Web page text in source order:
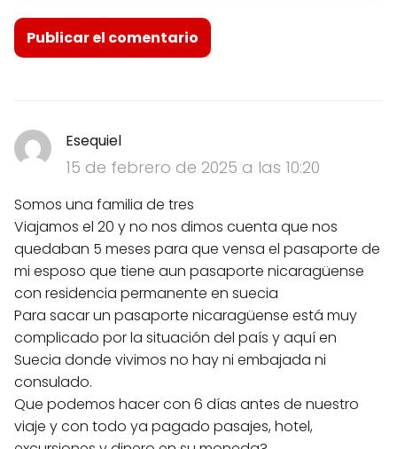
Esequiel
15 de febrero de 2025 a las 10:20
Somos una familia de tres
Viajamos el 20 y no nos dimos cuenta que nos
quedaban 5 meses para que vensa el pasaporte de
mi esposo que tiene aun pasaporte nicaragüense
con residencia permanente en suecia
Para sacar un pasaporte nicaragüense está muy
complicado por la situación del país y aquí en
Suecia donde vivimos no hay ni embajada ni
consulado.
Que podemos hacer con 6 días antes de nuestro
viaje y con todo ya pagado pasajes, hotel,